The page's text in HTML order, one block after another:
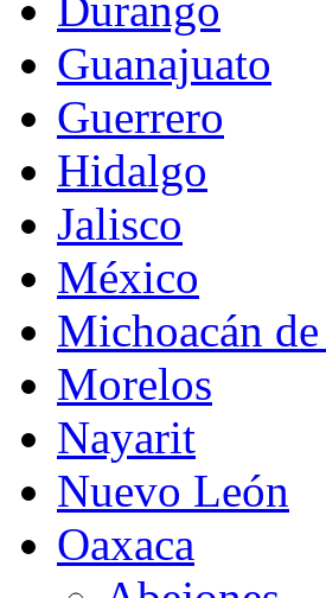
Guanajuato
Guerrero
Hidalgo
Jalisco
México
Michoacán
Morelos
Nayarit
Nuevo León
Oaxaca